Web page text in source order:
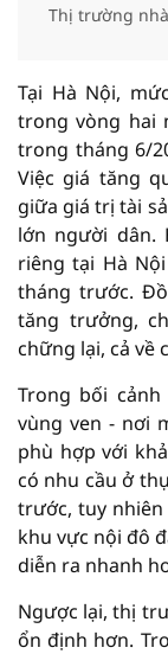
Thị trường
Tại Hà Nội,
trong vòng hai
trong tháng 6/
Việc giá tăng
giữa giá trị tài
lớn người dân.
riêng tại Hà
tháng trước.
tăng trưởng,
chững lại, cả về
Trong bối
vùng ven - nơi
phù hợp với
có nhu cầu ở
trước, tuy
khu vực nội đô
diễn ra nhanh
Ngược lại, thị
ổn định hơn.